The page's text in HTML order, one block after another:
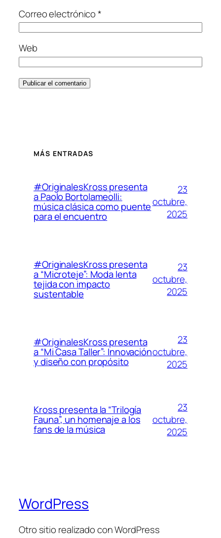
Correo electrónico*
Web
MÁS ENTRADAS
#OriginalesKross presenta
a Paolo Bortolameolli:
música clásica como puente
para el encuentro
23
octubre,
2025
#OriginalesKross presenta
a “Microteje”: Moda lenta
tejida con impacto
sustentable
23
octubre,
2025
#OriginalesKross presenta
a “Mi Casa Taller”: Innovación
y diseño con propósito
23
octubre,
2025
Kross presenta la “Trilogía
Fauna”, un homenaje a los
fans de la música
23
octubre,
2025
WordPress
Otro sitio realizado con WordPress